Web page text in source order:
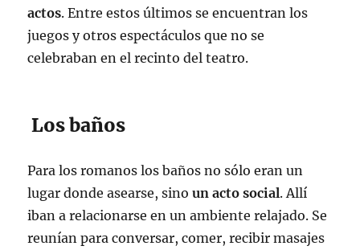
actos. Entre estos últimos se encuentran los
juegos y otros espectáculos que no se
celebraban en el recinto del teatro.
Los baños
Para los romanos los baños no sólo eran un
lugar donde asearse, sinoun acto social. Allí
iban a relacionarse en un ambiente relajado. Se
reunían para conversar, comer, recibir masajes